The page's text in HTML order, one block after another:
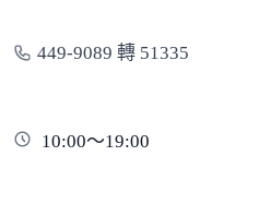
449-9089 轉 51335
10:00～19:00